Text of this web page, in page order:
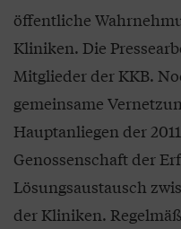
öffentliche
Kliniken. Die
Mitglieder der KKB.
gemeinsame
Hauptanliegen der
Genossenschaft der
Lösungsaustausch
der Kliniken.